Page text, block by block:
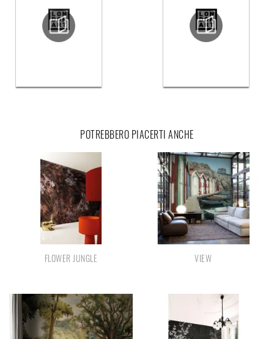
POTREBBERO PIACERTI ANCHE
FLOWER JUNGLE VIEW